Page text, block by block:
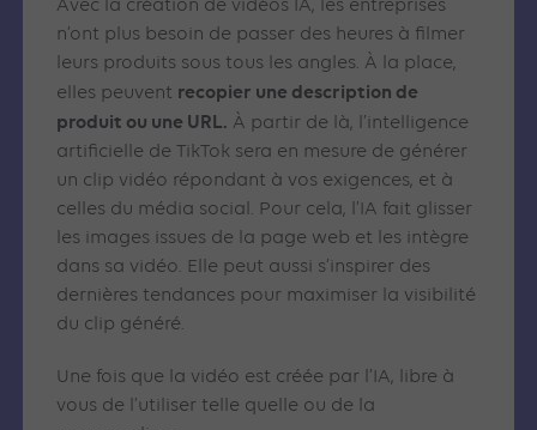
Avec la création de vidéos IA, les entreprises
n’ont plus besoin de passer des heures à filmer
leurs produits sous tous les angles. À la place,
elles peuvent recopier une description de
produit ou une URL. À partir de là, l’intelligence
artificielle de TikTok sera en mesure de générer
un clip vidéo répondant à vos exigences, et à
celles du média social. Pour cela, l’IA fait glisser
les images issues de la page web et les intègre
dans sa vidéo. Elle peut aussi s’inspirer des
dernières tendances pour maximiser la visibilité
du clip généré.
Une fois que la vidéo est créée par l’IA, libre à
vous de l’utiliser telle quelle ou de la